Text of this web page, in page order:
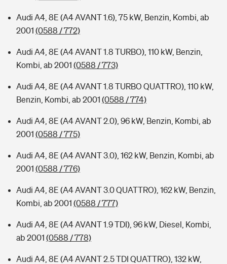
Audi A4, 8E (A4 AVANT 1.6), 75 kW, Benzin, Kombi, ab
2001 (0588 / 772)
Audi A4, 8E (A4 AVANT 1.8 TURBO), 110 kW, Benzin,
Kombi, ab 2001 (0588 / 773)
Audi A4, 8E (A4 AVANT 1.8 TURBO QUATTRO), 110 kW,
Benzin, Kombi, ab 2001 (0588 / 774)
Audi A4, 8E (A4 AVANT 2.0), 96 kW, Benzin, Kombi, ab
2001 (0588 / 775)
Audi A4, 8E (A4 AVANT 3.0), 162 kW, Benzin, Kombi, ab
2001 (0588 / 776)
Audi A4, 8E (A4 AVANT 3.0 QUATTRO), 162 kW, Benzin,
Kombi, ab 2001 (0588 / 777)
Audi A4, 8E (A4 AVANT 1.9 TDI), 96 kW, Diesel, Kombi,
ab 2001 (0588 / 778)
Audi A4, 8E (A4 AVANT 2.5 TDI QUATTRO), 132 kW,